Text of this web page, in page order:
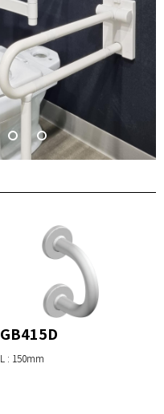
GB415D
L : 150mm